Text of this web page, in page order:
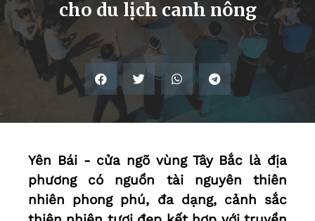
cho du lịch canh nông
Yên Bái - cửa ngõ vùng Tây Bắc là địa
phương có nguồn tài nguyên thiên
nhiên phong phú, đa dạng, cảnh sắc